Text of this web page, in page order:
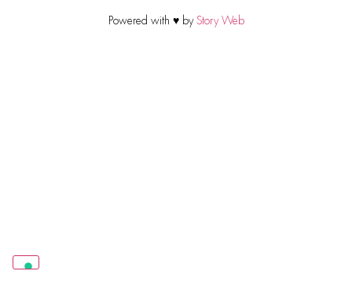
Powered with ♥ by Story Web